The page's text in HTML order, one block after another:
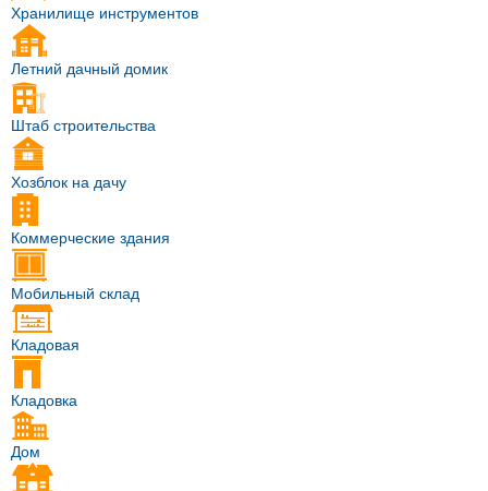
Хранилище инструментов
Летний дачный домик
Штаб строительства
Хозблок на дачу
Коммерческие здания
Мобильный склад
Кладовая
Кладовка
Дом